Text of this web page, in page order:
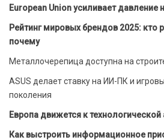
European Union усиливает давление
Рейтинг мировых брендов 2025: кто
почему
Металлочерепица доступна на
ASUS делает ставку на ИИ-ПК и
поколения
Европа движется к
Как выстроить информационное